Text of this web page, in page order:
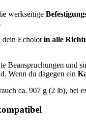
werkseitige
dein Echolot in alle
Beanspruchungen und
Wenn du dagegen ein
ca. 907 g (2 lb), bei